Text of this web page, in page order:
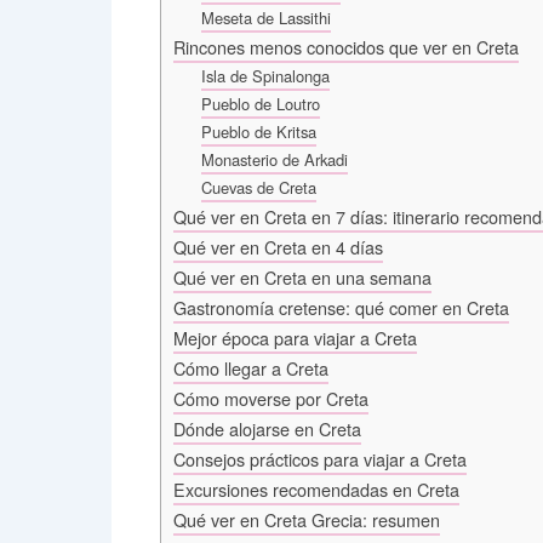
Meseta de Lassithi
Rincones menos conocidos que ver en Creta
Isla de Spinalonga
Pueblo de Loutro
Pueblo de Kritsa
Monasterio de Arkadi
Cuevas de Creta
Qué ver en Creta en 7 días: itinerario
Qué ver en Creta en 4 días
Qué ver en Creta en una semana
Gastronomía cretense: qué comer en Creta
Mejor época para viajar a Creta
Cómo llegar a Creta
Cómo moverse por Creta
Dónde alojarse en Creta
Consejos prácticos para viajar a Creta
Excursiones recomendadas en Creta
Qué ver en Creta Grecia: resumen